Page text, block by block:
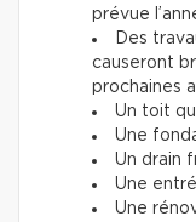
prévue
Des
causeront
prochaines
Un toit
Une
Un drain
Une
Une